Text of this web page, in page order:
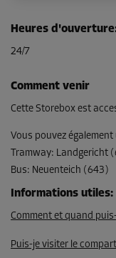
-10%
33,00 EUR/mois
29,69 EUR/mois
Compartiment 4
Surface: 3,4 m²
Volume: 8,5 m³
Long:1,9m Larg:
-10%
Heures d'ouverture
24/7
Comment venir
Cette Storebox est
Vous pouvez
Tramway: Landgericht
Bus: Neuenteich (643)
Informations utiles:
Comment et quand
Puis-je visiter le